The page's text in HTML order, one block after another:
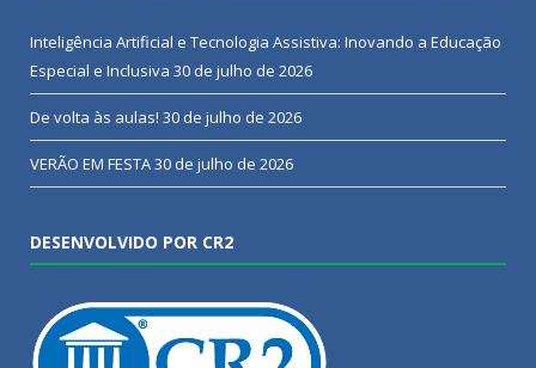
Inteligência Artificial e Tecnologia Assistiva: Inovando a Educação
Especial e Inclusiva 30 de julho de 2026
De volta às aulas! 30 de julho de 2026
VERÃO EM FESTA30 de julho de 2026
DESENVOLVIDO POR CR2